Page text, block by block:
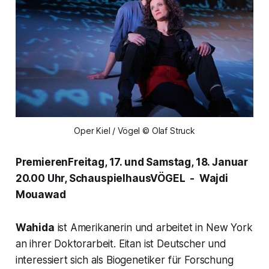
Oper Kiel / Vögel © Olaf Struck
PremierenFreitag, 17. und Samstag, 18. Januar
20.00 Uhr, SchauspielhausVÖGEL - Wajdi
Mouawad
Wahida ist Amerikanerin und arbeitet in New York
an ihrer Doktorarbeit. Eitan ist Deutscher und
interessiert sich als Biogenetiker für Forschung